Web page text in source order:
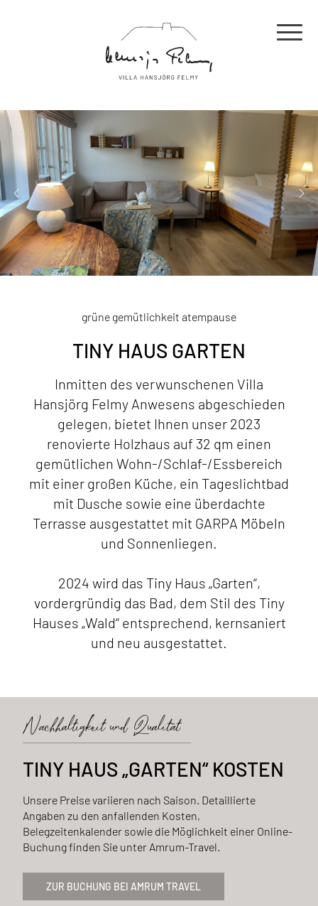
grüne gemütlichkeit atempause
TINY HAUS GARTEN
Inmitten des verwunschenen Villa
Hansjörg Felmy Anwesens abgeschieden
gelegen, bietet Ihnen unser 2023
renovierte Holzhaus auf 32 qm einen
gemütlichen Wohn-/Schlaf-/Essbereich
mit einer großen Küche, ein Tageslichtbad
mit Dusche sowie eine überdachte
Terrasse ausgestattet mit GARPA Möbeln
und Sonnenliegen.
2024 wird das Tiny Haus „Garten“,
vordergründig das Bad, dem Stil des Tiny
Hauses „Wald“ entsprechend, kernsaniert
und neu ausgestattet.
Nachhaltigkeit und Qualität
TINY HAUS „GARTEN“ KOSTEN
Unsere Preise variieren nach Saison. Detaillierte
Angaben zu den anfallenden Kosten,
Belegzeitenkalender sowie die Möglichkeit einer Online-
Buchung finden Sie unter Amrum-Travel.
ZUR BUCHUNG BEI AMRUM TRAVEL